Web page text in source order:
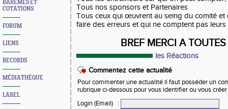
BARÈMES ET
COTATIONS
FORUM
LIENS
RECORDS
MÉDIATHÈQUE
LABEL
Tous nos sponsors et Partenaires
Tous ceux qui œuvrent au seing du comité et
faire des erreurs et qui ne comptent pas leurs
BREF MERCI A
les Réactions
Commentez cette actualité
Pour commenter une actualité il faut posséder un
rubrique ci-dessous pour vous identifier ou vous
Login (Email)
: